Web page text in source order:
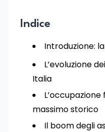
Indice
Introduzione:
L’evoluzione
Italia
massimo storico
Il boom degli